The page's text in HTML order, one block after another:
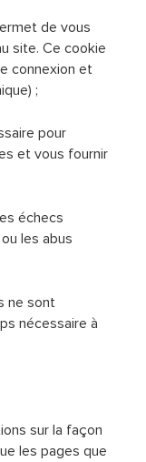
de vous
site. Ce cookie
connexion et
;
pour
et vous fournir
échecs
les abus
ne sont
nécessaire à
sur la façon
les pages que